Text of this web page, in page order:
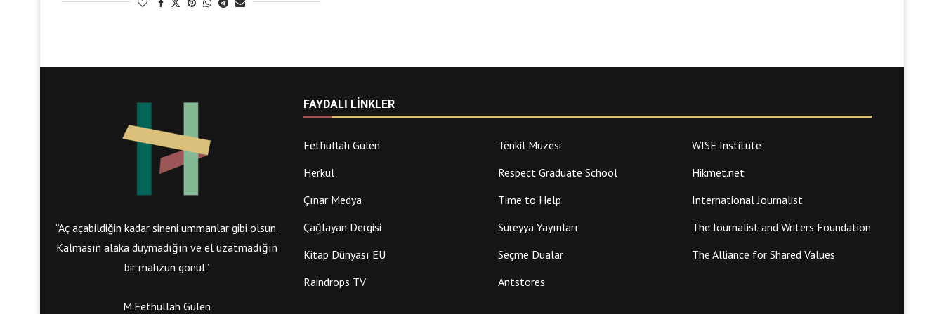
“Aç açabildiğin kadar sineni ummanlar gibi olsun.
Kalmasın alaka duymadığın ve el uzatmadığın
bir mahzun gönül”
M.Fethullah Gülen
FAYDALI LINKLER
Fethullah Gülen Tenkil Müzesi
WISE Institute
Herkul
Respect Graduate School
Hikmet.net
Çınar Medya
Time to Help
International Journalist
Çağlayan Dergisi
Süreyya Yayınları
The Journalist and Writers Foundation
Kitap Dünyası EU
Seçme Dualar
The Alliance for Shared Values
Raindrops TV
Antstores